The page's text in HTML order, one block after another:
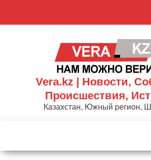
Vera.kz | Новости,
Происшествия,
Казахстан, Южный регион,